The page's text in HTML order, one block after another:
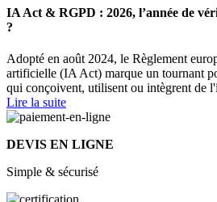
IA Act & RGPD : 2026, l’année de
?
Adopté en août 2024, le Règlement
artificielle (IA Act) marque un tournant
qui conçoivent, utilisent ou intègrent de
Lire la suite
DEVIS EN LIGNE
Simple & sécurisé